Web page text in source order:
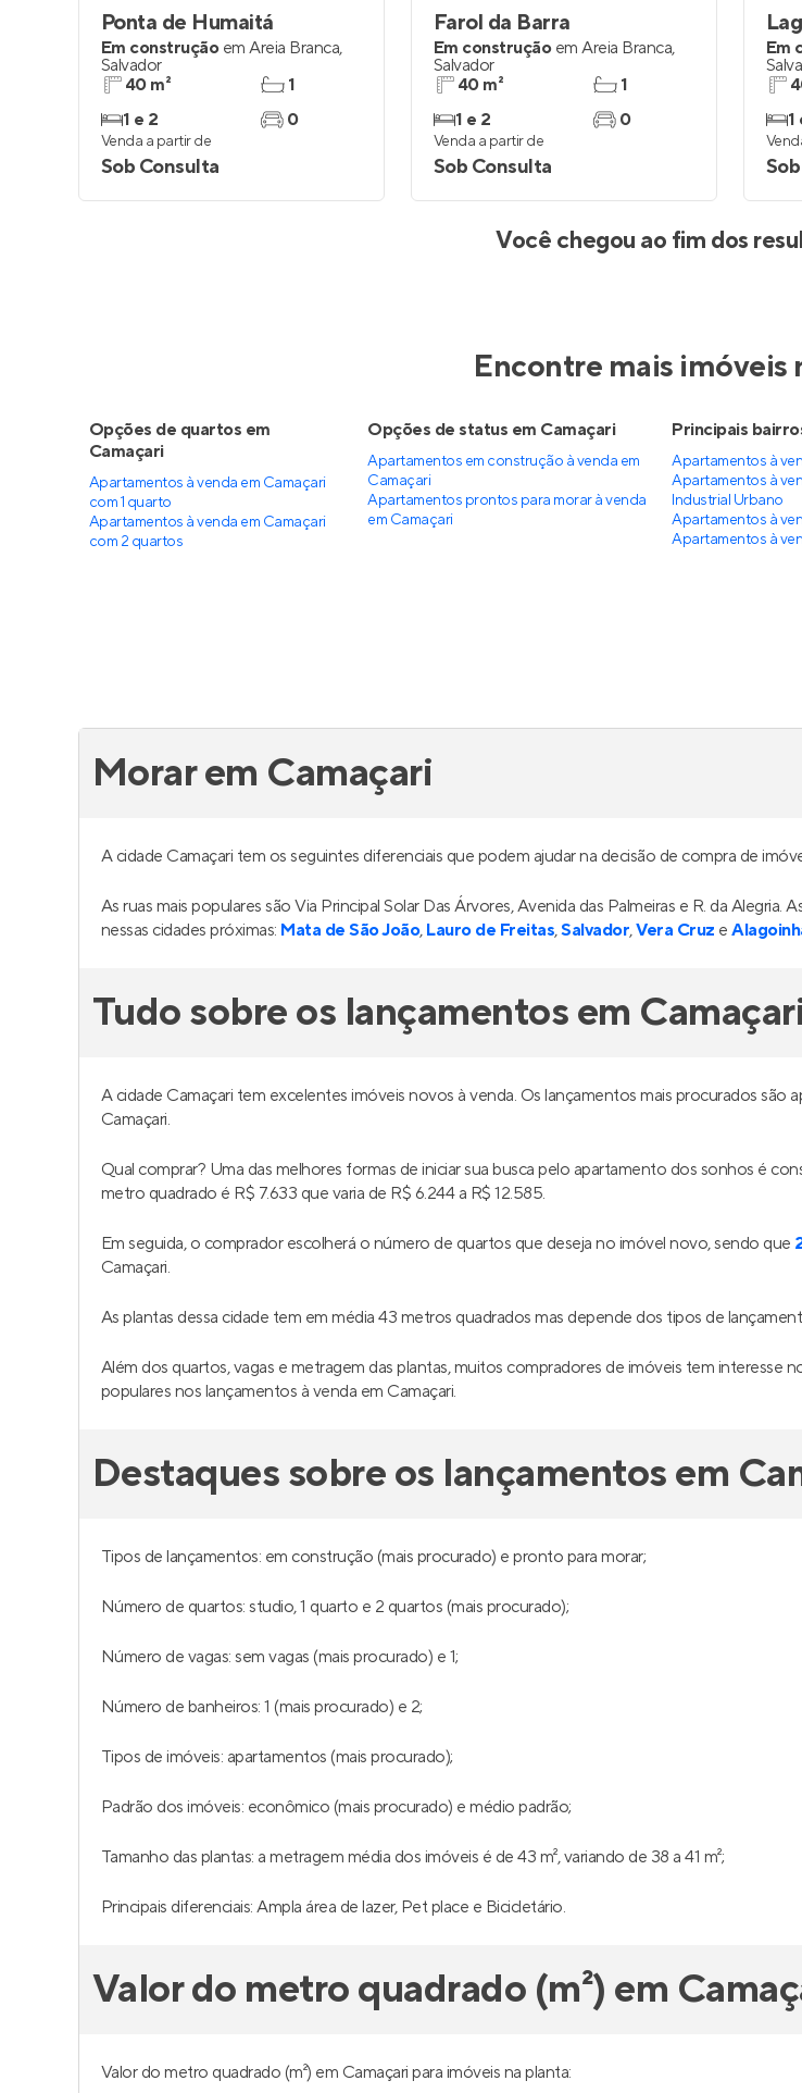
Ponta de Humaitá
Em construção em Areia Branca,
Salvador
40 m²
1 e 2
1
0
Venda a partir de
Sob Consulta
Farol da Barra
Em construção em Areia Branca,
Salvador
40 m²
1 e 2
1
0
Venda a partir de
Sob Consulta
Em
1
Você chegou ao fim dos
Encontre mais imóveis
Opções de quartos em
Camaçari
Apartamentos à venda em Camaçari
com 1 quarto
Apartamentos à venda em Camaçari
com 2 quartos
Opções de status em Camaçari
Apartamentos em construção à venda em
Camaçari
Apartamentos prontos para morar à venda
em Camaçari
Principais
Apartamentos à
Apartamentos à
Industrial Urbano
Apartamentos à
Apartamentos à
Morar em Camaçari
A cidade Camaçari tem os seguintes diferenciais que podem ajudar na decisão de compra de
As ruas mais populares são Via Principal Solar Das Árvores, Avenida das Palmeiras e R. da
nessas cidades próximas: Mata de São João, Lauro de Freitas,Salvador,Vera Cruz e
Tudo sobre os lançamentos em
A cidade Camaçari tem excelentes imóveis novos à venda. Os lançamentos mais procurados são
Camaçari.
Qual comprar? Uma das melhores formas de iniciar sua busca pelo apartamento dos sonhos é
metro quadrado é R$ 7.633 que varia de R$ 6.244 a R$ 12.585.
Em seguida, o comprador escolherá o número de quartos que deseja no imóvel novo, sendo que
Camaçari.
As plantas dessa cidade tem em média 43 metros quadrados mas depende dos tipos de
Além dos quartos, vagas e metragem das plantas, muitos compradores de imóveis tem interesse
populares nos lançamentos à venda em Camaçari.
Destaques sobre os lançamentos em
Tipos de lançamentos: em construção (mais procurado) e pronto para morar;
Número de quartos: studio, 1 quarto e 2 quartos (mais procurado);
Número de vagas: sem vagas (mais procurado) e 1;
Número de banheiros: 1 (mais procurado) e 2;
Tipos de imóveis: apartamentos (mais procurado);
Padrão dos imóveis: econômico (mais procurado) e médio padrão;
Tamanho das plantas: a metragem média dos imóveis é de 43 m², variando de 38 a 41 m²;
Principais diferenciais: Ampla área de lazer, Pet place e Bicicletário.
Valor do metro quadrado (m²) em
Valor do metro quadrado (m²) em Camaçari para imóveis na planta: